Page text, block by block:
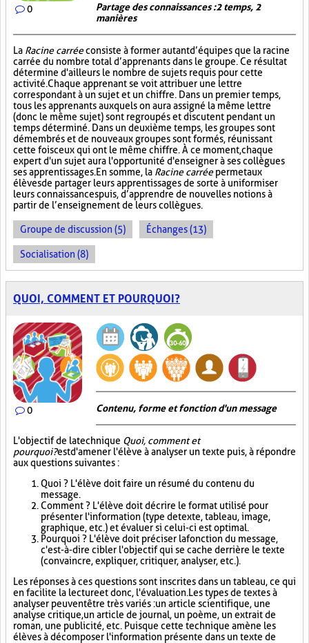
0
Partage des connaissances : 2 temps, 2
manières
La Racine carréeconsiste à former autant d’équipes que la racine
carrée du nombre total d’apprenants dans le groupe. Ce résultat
détermine d'ailleurs le nombre de sujets requis pour cette
activité. Chaque apprenant se voit attribuer une lettre
correspondant à un sujet et un chiffre. Dans un premier temps,
tous les apprenants auxquels on aura assigné la même lettre
(donc le même sujet) sont regroupés et discutent pendant un
temps déterminé. Dans un deuxième temps, les groupes sont
démembrés et de nouveaux groupes sont formés, réunissant
cette fois ceux qui ont le même chiffre. À ce moment, chaque
expert d'un sujet aura l'opportunité d'enseigner à ses collègues
ses apprentissages. En somme, la Racine carréepermet aux
élèves de partager leurs apprentissages de sorte à uniformiser
leurs connaissances puis, d’apprendre de nouvelles notions à
partir de l’enseignement de leurs collègues.
Groupe de discussion (5) Échanges (13)
Socialisation (8)
QUOI, COMMENT ET POURQUOI?
0 Contenu, forme et fonction d'un message
L'objectif de la technique Quoi, comment et
pourquoi?est d'amener l'élève à analyser un texte puis, à répondre
aux questions suivantes :
Quoi ? L'élève doit faire un résumé du contenu du
message.
Comment ? L'élève doit décrire le format utilisé pour
présenter l'information (type de texte, tableau, image,
graphique, etc.) et évaluer si celui-ci est optimal.
Pourquoi ? L'élève doit préciser la fonction du message,
c'est-à-dire cibler l'objectif qui se cache derrière le texte
(convaincre, expliquer, critiquer, analyser, etc.).
Les réponses à ces questions sont inscrites dans un tableau, ce qui
en facilite la lecture et donc, l'évaluation. Les types de textes à
analyser peuvent être très variés : un article scientifique, une
analyse critique, un article de journal, un poème, un extrait de
roman, une publicité, etc. Puisque cette technique amène les
élèves à décomposer l'information présente dans un texte de